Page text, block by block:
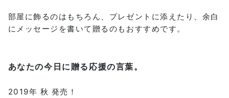
部屋に飾るのはもちろん、プレゼントに添えたり、余白
にメッセージを書いて贈るのもおすすめです。
あなたの今日に贈る応援の言葉。
2019年 秋 発売！